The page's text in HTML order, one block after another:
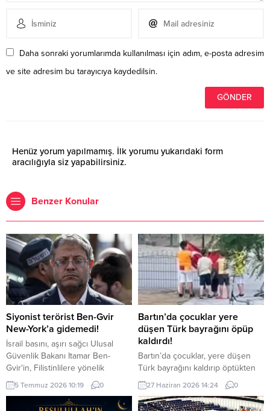
Daha sonraki yorumlarımda kullanılması için adım, e-posta adresim
ve site adresim bu tarayıcıya kaydedilsin.
Henüz yorum yapılmamış. İlk yorumu yukarıdaki form
aracılığıyla siz yapabilirsiniz.
Benzer Konular
Siyonist terörist Ben-Gvir
New-York’a gidemedi!
İsrail basını, aşırı sağcı Ulusal
Güvenlik Bakanı Itamar Ben-
Gvir'in, Filistinlilere yönelik
politika ve uygulamaları nedeniyle
"gözaltına alınma" endişesiyle bu
hafta New York'a yapacağı ziyareti
5 Temmuz 2026 10:19 0
Bartın’da çocuklar yere
düşen Türk bayrağını öpüp
kaldırdı!
Bartın’da çocuklar, yere düşen
Türk bayrağını kaldırıp öptükten
sonra gelen itfaiye ekiplerinin de
yardımıyla göndere çekti. O anlar
cep telefonu kamerası tarafından
27 Haziran 2026 14:24 0